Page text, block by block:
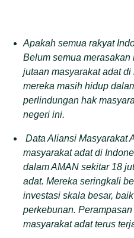
Apakah semua rakyat
Belum semua
jutaan masyarakat adat
mereka masih hidup
perlindungan hak
negeri ini.
Data Aliansi Masyarakat
masyarakat adat di
dalam AMAN sekitar 18
adat. Mereka seringkali
investasi skala besar,
perkebunan.
masyarakat adat terus